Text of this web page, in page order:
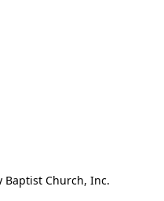
Baptist Church, Inc.